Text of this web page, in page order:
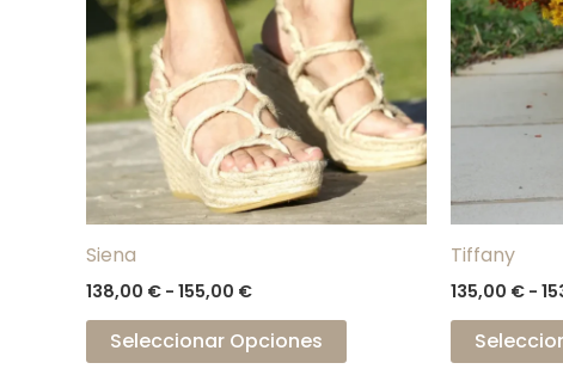
Siena
138,00 € - 155,00 €
155,00 €
Seleccionar Opciones
variantes.
Las
opciones
se
pueden
elegir
Tiffany
135,00 € -